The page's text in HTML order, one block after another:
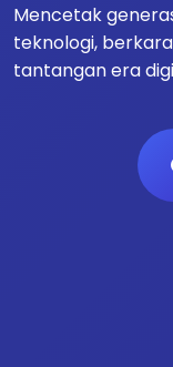
Mencetak
teknologi,
tantangan era